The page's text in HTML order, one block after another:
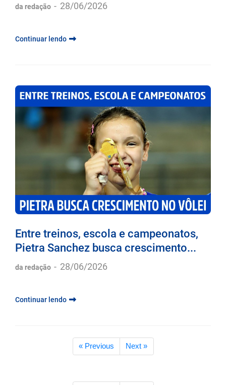
da redação - 28/06/2026
Continuar lendo
Entre treinos, escola e campeonatos,
Pietra Sanchez busca crescimento...
da redação - 28/06/2026
Continuar lendo
« Previous Next »